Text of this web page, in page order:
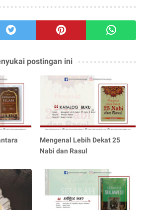
postingan ini
Mengenal Lebih Dekat 25
Nabi dan Rasul